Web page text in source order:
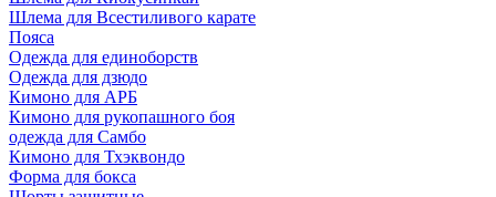
Шлема для Всестиливого карате
Пояса
Одежда для единоборств
Одежда для дзюдо
Кимоно для АРБ
Кимоно для рукопашного боя
одежда для Самбо
Кимоно для Тхэквондо
Форма для бокса